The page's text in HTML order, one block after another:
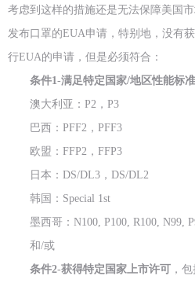
考虑到这样的措施还是无法保障美国
发布口罩的EUA申请，特别地，没有
行EUA的申请，但是必须符合：
条件1-满足特定国家/地区性能标准
澳大利亚：P2，P3
巴西：PFF2，PFF3
欧盟：FFP2，FFP3
日本：DS/DL3，DS/DL2
韩国：Special 1st
墨西哥： N100, P100, R100, N99,
和/或
条件2-获得特定国家上市许可 ，包